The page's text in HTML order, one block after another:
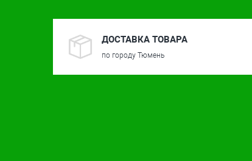
ДОСТАВКА ТОВАРА
по городу Тюмень